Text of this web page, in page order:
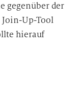
gegenüber der
Join-Up-Tool
hierauf